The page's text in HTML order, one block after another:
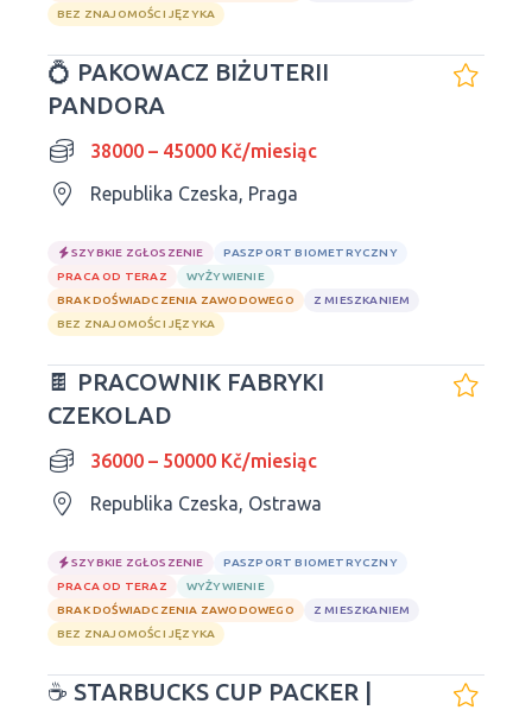
BEZ ZNAJOMOŚCI JĘZYKA
💍 PAKOWACZ BIŻUTERII
PANDORA
38000 – 45000 Kč/miesiąc
Republika Czeska, Praga
SZYBKIE ZGŁOSZENIE
PASZPORT BIOMETRYCZNY
PRACA OD TERAZ
WYŻYWIENIE
BRAK DOŚWIADCZENIA ZAWODOWEGO
Z MIESZKANIEM
BEZ ZNAJOMOŚCI JĘZYKA
🍫 PRACOWNIK FABRYKI
CZEKOLAD
36000 – 50000 Kč/miesiąc
Republika Czeska, Ostrawa
SZYBKIE ZGŁOSZENIE
PASZPORT BIOMETRYCZNY
PRACA OD TERAZ
WYŻYWIENIE
BRAK DOŚWIADCZENIA ZAWODOWEGO
Z MIESZKANIEM
BEZ ZNAJOMOŚCI JĘZYKA
☕ STARBUCKS CUP PACKER |